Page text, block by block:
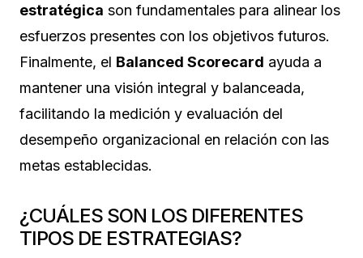
estratégica son fundamentales para alinear los
esfuerzos presentes con los objetivos futuros.
Finalmente, el Balanced Scorecard ayuda a
mantener una visión integral y balanceada,
facilitando la medición y evaluación del
desempeño organizacional en relación con las
metas establecidas.
¿CUÁLES SON LOS DIFERENTES
TIPOS DE ESTRATEGIAS?